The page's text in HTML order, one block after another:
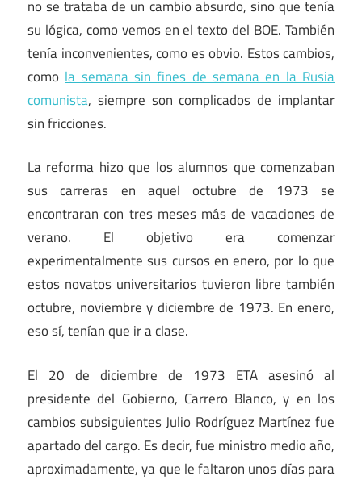
no se trataba de un cambio absurdo, sino que tenía
su lógica, como vemos en el texto del BOE. También
tenía inconvenientes, como es obvio. Estos cambios,
como la semana sin fines de semana en la Rusia
comunista, siempre son complicados de implantar
sin fricciones.
La reforma hizo que los alumnos que comenzaban
sus carreras en aquel octubre de 1973 se
encontraran con tres meses más de vacaciones de
verano. El objetivo era comenzar
experimentalmente sus cursos en enero, por lo que
estos novatos universitarios tuvieron libre también
octubre, noviembre y diciembre de 1973. En enero,
eso sí, tenían que ir a clase.
El 20 de diciembre de 1973 ETA asesinó al
presidente del Gobierno, Carrero Blanco, y en los
cambios subsiguientes Julio Rodríguez Martínez fue
apartado del cargo. Es decir, fue ministro medio año,
aproximadamente, ya que le faltaron unos días para